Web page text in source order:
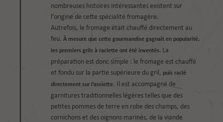
nombreuses histoires intéressantes existent sur
l’origine de cette spécialité fromagère.
Autrefois, le fromage était chauffé directement au
feu.À mesure que cette gourmandise gagnait en popularité,
les premiers grils à raclette ont été inventés. La
préparation est donc simple : le fromage est chauffé
et fondu sur la partie supérieure du gril, puis raclé
directement sur l’assiette. Il est accompagné de
garnitures traditionnelles légères telles que des
petites pommes de terre en robe des champs, des
cornichons et des oignons marinés, de la viande